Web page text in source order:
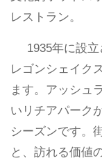
レストラン。
1935年に設
レゴンシェイク
ます。アッシュ
いリチアパーク
シーズンです。
と、訪れる価値